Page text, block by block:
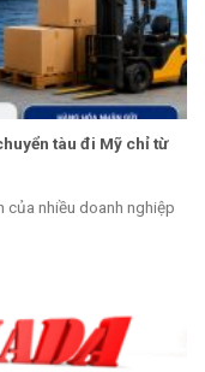
tàu đi Mỹ chỉ từ
của nhiều doanh nghiệp